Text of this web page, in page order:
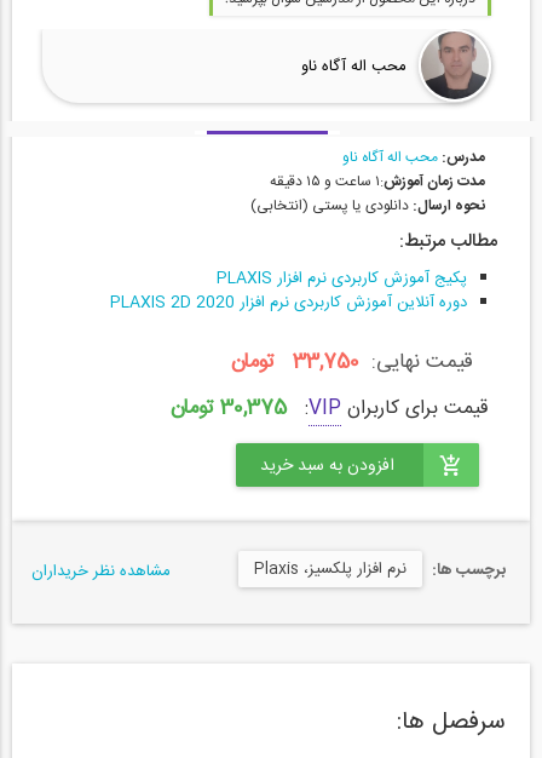
محب اله آگاه ناو
مدرس: محب اله آگاه ناو
مدت زمان آموزش:۱ ساعت و ۱۵ دقیقه
نحوه ارسال: دانلودی یا پستی (انتخابی)
مطالب مرتبط:
پکیج آموزش کاربردی نرم افزار PLAXIS
دوره آنلاین آموزش کاربردی نرم افزار PLAXIS 2D 2020
قیمت نهایی: 33,750 تومان
قیمت برای کاربران VIP
: 30,375 تومان
برچسب ها: نرم افزار پلکسیز، Plaxis مشاهده نظر خریداران
سرفصل ها: